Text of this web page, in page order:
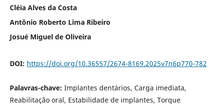
Cléia Alves da Costa
Antônio Roberto Lima Ribeiro
Josué Miguel de Oliveira
DOI: https://doi.org/10.36557/2674-8169.2025v7n6p770-782
Palavras-chave: Implantes dentários, Carga imediata,
Reabilitação oral, Estabilidade de implantes, Torque